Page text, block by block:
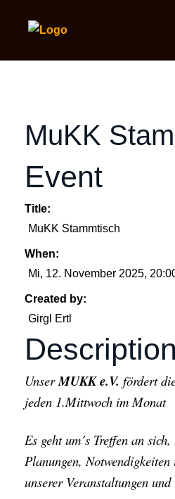
MuKK
Event
Title:
MuKK Stammtisch
When:
Mi, 12. November 2025,
Created by:
Girgl Ertl
Description
UnserMUKK e.V. fördert
jeden 1.Mittwoch im Monat
Es geht um´s Treffen an
Planungen,
unserer Veranstaltungen und